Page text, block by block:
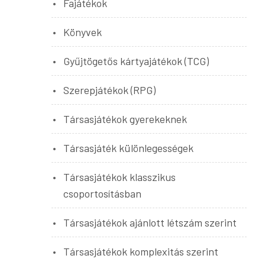
Fajátékok
Könyvek
Gyűjtögetős kártyajátékok (TCG)
Szerepjátékok (RPG)
Társasjátékok gyerekeknek
Társasjáték különlegességek
Társasjátékok klasszikus
csoportosításban
Társasjátékok ajánlott létszám szerint
Társasjátékok komplexitás szerint